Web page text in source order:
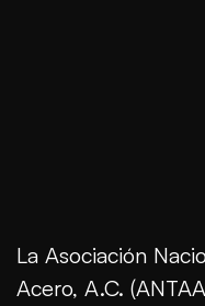
La Asociación
Acero, A.C.